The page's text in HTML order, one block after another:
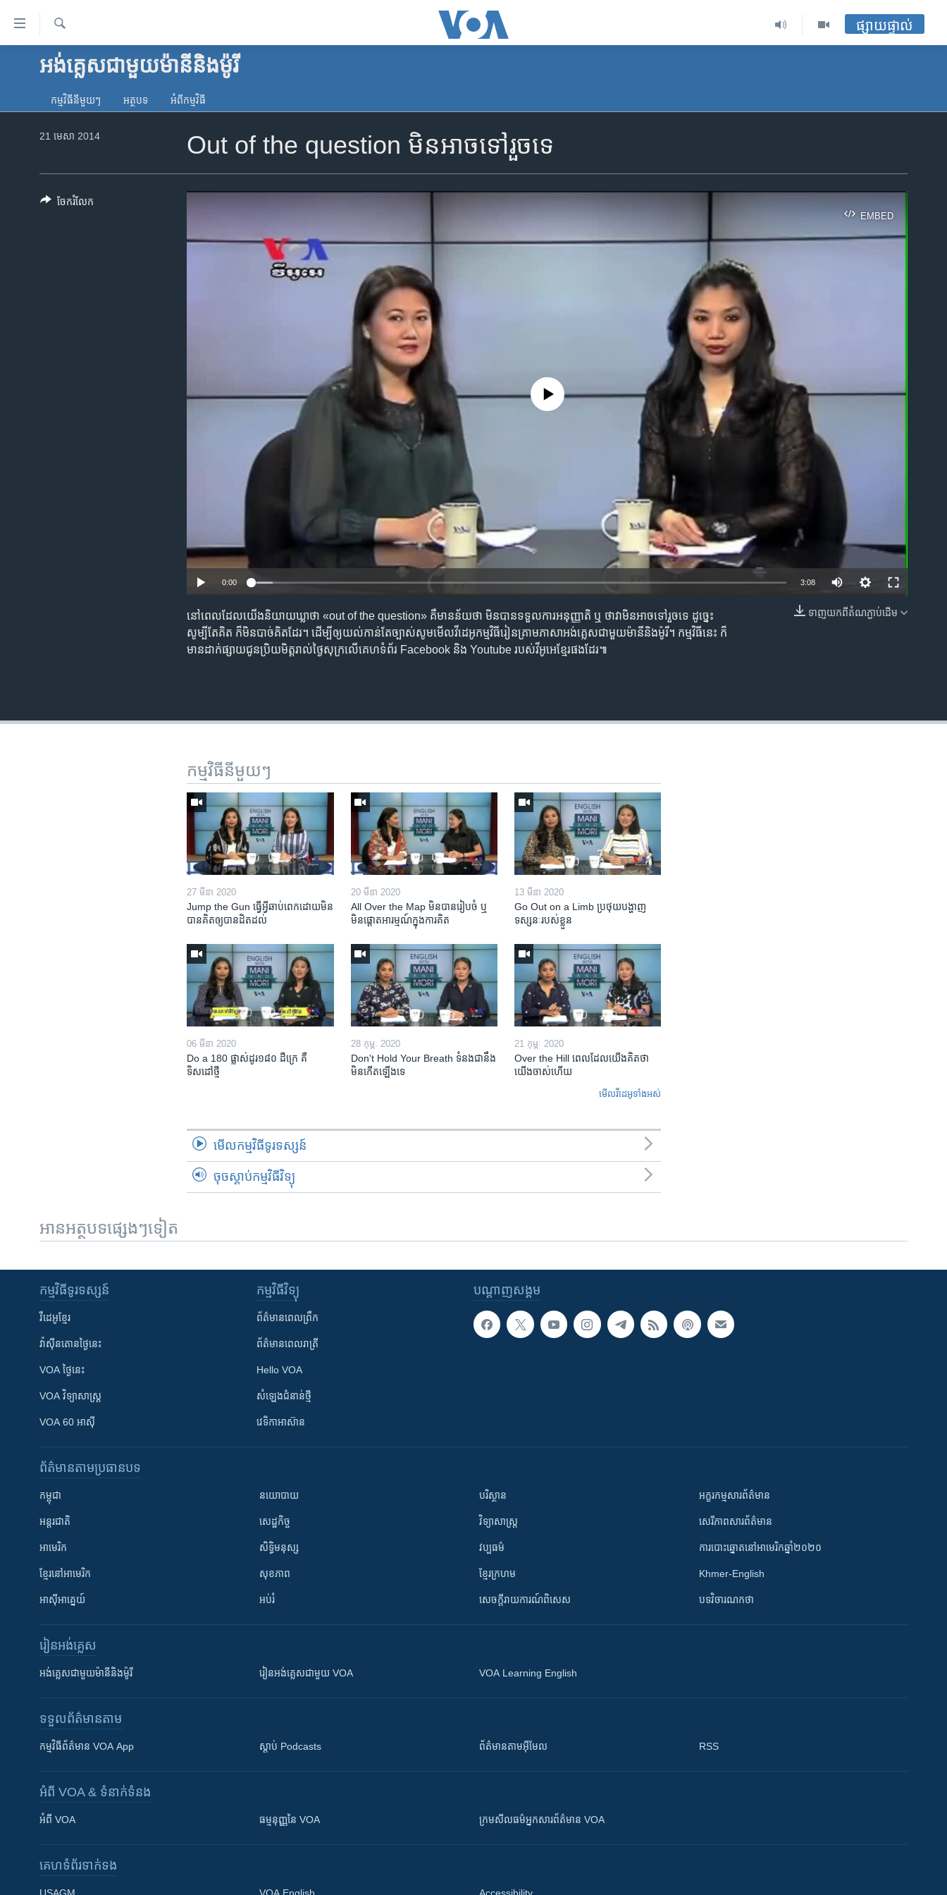
ទៅ​
គេហទំព័រ​
ទាក់ទង
និង​អាមេរិក
ស្វែង​
រក
ផ្សាយផ្ទាល់
អង់គ្លេស​ជាមួយ​ម៉ានី​និង​ម៉ូរី
កម្មវិធី​នីមួយៗ អត្ថបទ​ អំពី​កម្មវិធី​
Out of the question មិន​អាច​ទៅ​រួច​ទេ
21 មេសា 2014
EMBED
EMBED
No media source currently available
0:00 3:08
ទាញ​យក​ពី​តំណភ្ជាប់​ដើម
នៅ​ពេល​ដែល​យើង​និយាយ​ឃ្លា​ថា «out of the question» គឺ​មាន​ន័យ​ថា មិន​បាន​ទទួលការ​អនុញ្ញាតិ ឬ ថា​វា​មិន​អាច​ទៅ​រួច​ទេ ដូច្នេះ​
សូម្បី​តែ​គិត ក៏​មិន​បាច់​គិត​ដែរ។ ដើម្បី​ឲ្យ​យល់​កាន់តែ​ច្បាស់​សូម​មើល​វីដេអូ​កម្មវិធី​រៀន​គ្រាម​ភាសា​អង់គ្លេស​ជាមួយ​ម៉ានី​និង​ម៉ូរី។ កម្មវិធី​នេះ ក៏​
មាន​ដាក់​ផ្សាយ​ជូន​ប្រិយមិត្ត​រាល់​ថ្ងៃសុក្រ​លើ​គេហទំព័រ Facebook និង Youtube របស់​វីអូអេ​ខ្មែរ​ផងដែរ៕
ចែករំលែក
កម្មវិធី​នីមួយៗ
27 មីនា 2020
Jump the Gun ធ្វើ​អ្វី​ឆាប់ពេក​ដោយ​មិន​
បាន​គិត​ឲ្យ​បាន​ដិតដល់
20 មីនា 2020
All Over the Map មិន​បាន​រៀបចំ ឬ
មិន​ផ្តោត​អារម្មណ៍​ក្នុងការ​គិត
13 មីនា 2020
Go Out on a Limb ប្រថុយ​បង្ហាញ​
ទស្សនៈ​របស់​ខ្លួន
06 មីនា 2020
Do a 180 ផ្លាស់ដូរ១៨០ ដឺក្រេ គឺ
ទិសដៅថ្មី
28 កុម្ភៈ 2020
Don't Hold Your Breath ទំនងជា​នឹង​
មិន​កើត​ឡើង​ទេ
21 កុម្ភៈ 2020
Over the Hill ពេល​ដែល​យើង​គិត​ថា
យើង​ចាស់​ហើយ
មើល​វីដេអូ​ទាំង​អស់
មើល​កម្មវិធី​ទូរទស្សន៍
ចុចស្តាប់កម្មវិធីវិទ្យុ
អានអត្ថបទផ្សេងៗទៀត
បណ្តាញ​សង្គម
កម្មវិធី​ទូរទស្សន៍
វីដេអូ​ខ្មែរ
វ៉ាស៊ីនតោន​ថ្ងៃ​នេះ
VOA ថ្ងៃនេះ
VOA ​វិទ្យាសាស្ត្រ
VOA 60 អាស៊ី
កម្មវិធី​វិទ្យុ
ព័ត៌មាន​ពេល​ព្រឹក
ព័ត៌មាន​​ពេល​រាត្រី
Hello VOA
សំឡេង​ជំនាន់​ថ្មី
វេទិកា​អាស៊ាន
ព័ត៌មាន​តាមប្រធានបទ​
កម្ពុជា
អន្តរជាតិ
អាមេរិក
ខ្មែរ​នៅអាមេរិក
អាស៊ីអាគ្នេយ៍
នយោបាយ
សេដ្ឋកិច្ច
សិទ្ធិមនុស្ស
សុខភាព
អប់រំ
បរិស្ថាន
វិទ្យាសាស្រ្ត
វប្បធម៌
ខ្មែរក្រហម
សេចក្តីរាយការណ៍ពិសេស
អក្ខរកម្មសារព័ត៌មាន
សេរីភាពសារព័ត៌មាន
ការបោះឆ្នោតនៅអាមេរិកឆ្នាំ២០២០
Khmer-English
បទវិចារណកថា
រៀន​​អង់គ្លេស
អង់គ្លេស​ជាមួយ​ម៉ានី​និង​ម៉ូរី រៀន​​​​​​អង់គ្លេស​​ជាមួយ VOA VOA Learning English
ទទួល​ព័ត៌មាន​តាម
កម្មវិធី​ព័ត៌មាន VOA App ស្តាប់ Podcasts ព័ត៌មាន​តាម​អ៊ីមែល RSS
អំពី​ VOA & ទំនាក់ទំនង
អំពី​ VOA ធម្មនុញ្ញ​នៃ VOA ក្រម​​​សីលធម៌​​​អ្នក​​​សារព័ត៌មាន VOA
គេហទំព័រ​​ទាក់ទង